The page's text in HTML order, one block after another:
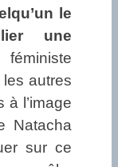
le
une
les autres
à l’image
Natacha
sur ce